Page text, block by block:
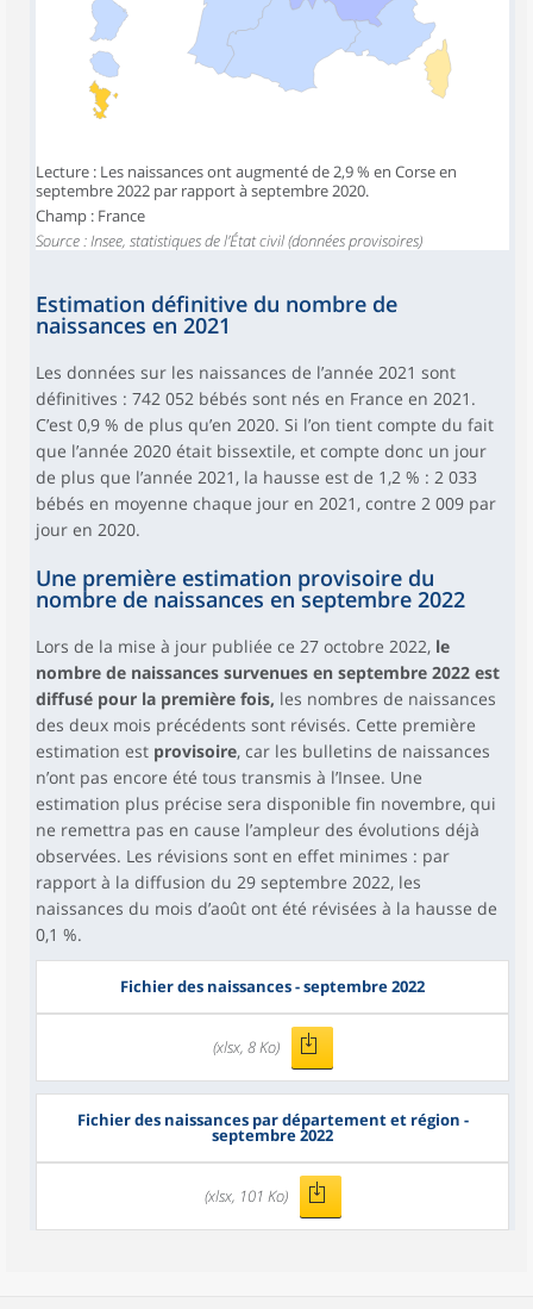
Lecture : Les naissances ont augmenté de 2,9 % en Corse en
septembre 2022 par rapport à septembre 2020.
Champ : France
Source : Insee, statistiques de l’État civil (données provisoires)
Estimation définitive du nombre de
naissances en 2021
Les données sur les naissances de l’année 2021 sont
définitives : 742 052 bébés sont nés en France en 2021.
C’est 0,9 % de plus qu’en 2020. Si l’on tient compte du fait
que l’année 2020 était bissextile, et compte donc un jour
de plus que l’année 2021, la hausse est de 1,2 % : 2 033
bébés en moyenne chaque jour en 2021, contre 2 009 par
jour en 2020.
Une première estimation provisoire du
nombre de naissances en septembre 2022
Lors de la mise à jour publiée ce 27 octobre 2022, le
nombre de naissances survenues en septembre 2022 est
diffusé pour la première fois, les nombres de naissances
des deux mois précédents sont révisés. Cette première
estimation est provisoire, car les bulletins de naissances
n’ont pas encore été tous transmis à l’Insee. Une
estimation plus précise sera disponible fin novembre, qui
ne remettra pas en cause l’ampleur des évolutions déjà
observées. Les révisions sont en effet minimes : par
rapport à la diffusion du 29 septembre 2022, les
naissances du mois d’août ont été révisées à la hausse de
0,1 %.
Fichier des naissances - septembre 2022
(xlsx, 8 Ko)
Fichier des naissances par département et région -
septembre 2022
(xlsx, 101 Ko)